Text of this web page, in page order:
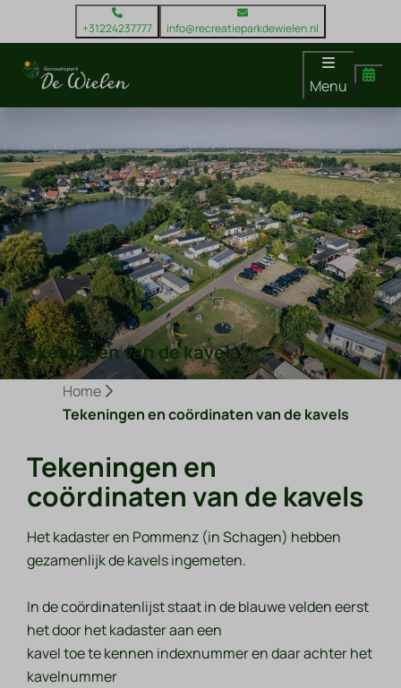
+31224237777 info@recreatieparkdewielen.nl
Menu
Tekeningen van de kavels
Home
Tekeningen en coördinaten van de kavels
Tekeningen en
coördinaten van de kavels
Het kadaster en Pommenz (in Schagen) hebben
gezamenlijk de kavels ingemeten.
In de coördinatenlijst staat in de blauwe velden eerst
het door het kadaster aan een
kavel toe te kennen indexnummer en daar achter het
kavelnummer